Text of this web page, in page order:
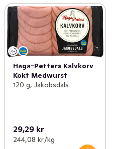
Haga-Petters Kalvkorv
Kokt Medwurst
120 g, Jakobsdals
29,29 kr
244,08 kr /kg